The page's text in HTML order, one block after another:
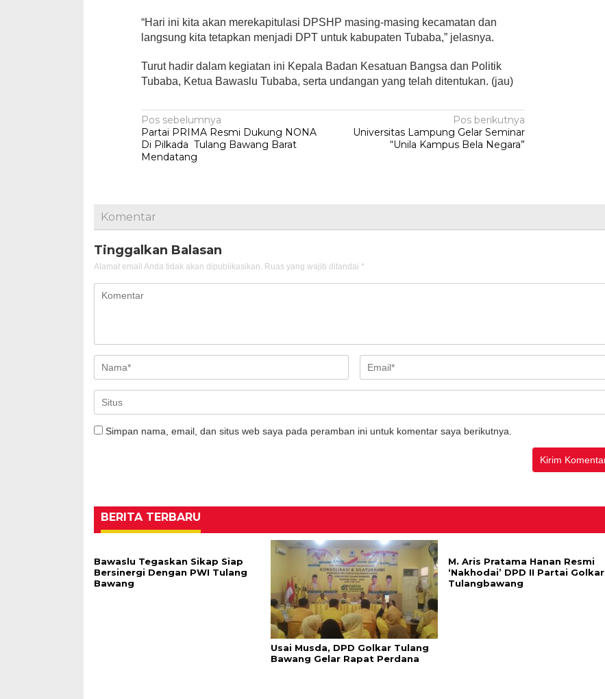
“Hari ini kita akan merekapitulasi DPSHP masing-masing kecamatan dan
langsung kita tetapkan menjadi DPT untuk kabupaten Tubaba,” jelasnya.
Turut hadir dalam kegiatan ini Kepala Badan Kesatuan Bangsa dan Politik
Tubaba, Ketua Bawaslu Tubaba, serta undangan yang telah ditentukan. (jau)
Navigasi
pos
Pos sebelumnya
Partai PRIMA Resmi Dukung NONA
Di Pilkada Tulang Bawang Barat
Mendatang
Pos berikutnya
Universitas Lampung Gelar Seminar
“Unila Kampus Bela Negara”
Komentar
Tinggalkan Balasan
Alamat email Anda tidak akan dipublikasikan. Ruas yang wajib ditandai *
Simpan nama, email, dan situs web saya pada peramban ini untuk komentar saya berikutnya.
BERITA TERBARU
Bawaslu Tegaskan Sikap Siap
Bersinergi Dengan PWI Tulang
Bawang
Usai Musda, DPD Golkar Tulang
Bawang Gelar Rapat Perdana
M. Aris Pratama Hanan Resmi
‘Nakhodai’ DPD II Partai Golkar
Tulangbawang